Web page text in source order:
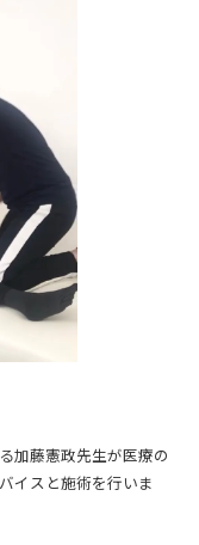
加藤憲政先生が医療の
イスと施術を行いま